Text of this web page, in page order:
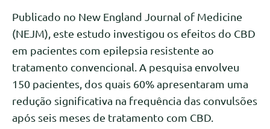
Publicado no New England Journal of Medicine
(NEJM), este estudo investigou os efeitos do CBD
em pacientes com epilepsia resistente ao
tratamento convencional. A pesquisa envolveu
150 pacientes, dos quais 60% apresentaram uma
redução significativa na frequência das convulsões
após seis meses de tratamento com CBD.